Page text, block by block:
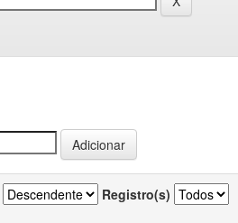
Registro(s)